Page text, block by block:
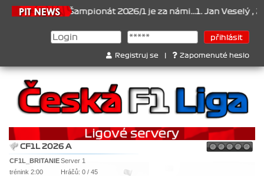
Šampionát 2026/1 je za námi...1. Jan Veselý , 2. Jan
Registruj se Zapomenuté heslo
CF1L 2026 A
CF1L_BRITANIEServer 1
trénink 2:00
Hráčů: 0 / 45